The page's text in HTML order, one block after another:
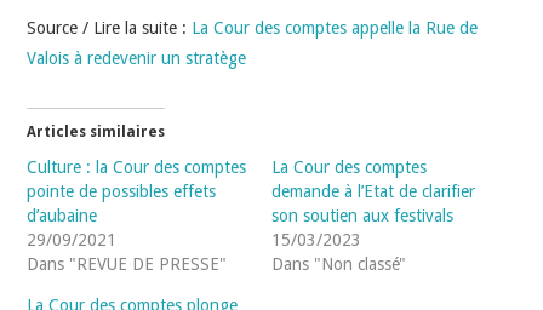
Source / Lire la suite : La Cour des comptes appelle la Rue de
Valois à redevenir un stratège
Articles similaires
Culture : la Cour des comptes
pointe de possibles effets
d’aubaine
29/09/2021
Dans "REVUE DE PRESSE"
La Cour des comptes
demande à l’Etat de clarifier
son soutien aux festivals
15/03/2023
Dans "Non classé"
La Cour des comptes plonge